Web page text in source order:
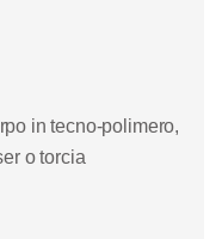
in tecno-polimero,
o torcia